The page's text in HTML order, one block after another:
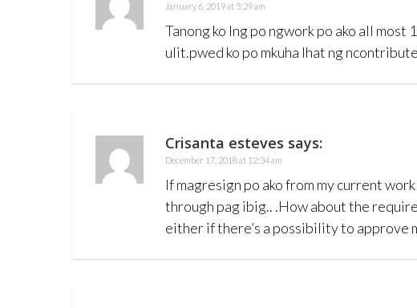
January 6, 2019 at 5:29 am
Tanong ko lng po ngwork po ako all most
ulit.pwed ko po mkuha lhat ng
Crisanta esteves says:
December 17, 2018 at 12:34 am
If magresign po ako from my current
through pag ibig.. .How about the
either if there’s a possibility to approve